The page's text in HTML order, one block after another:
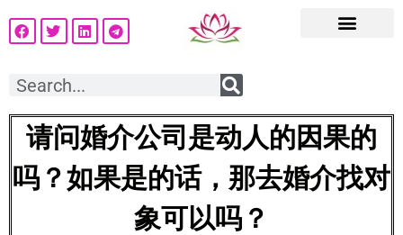
请问婚介公司是动人的因果的
吗？如果是的话，那去婚介找对
象可以吗？